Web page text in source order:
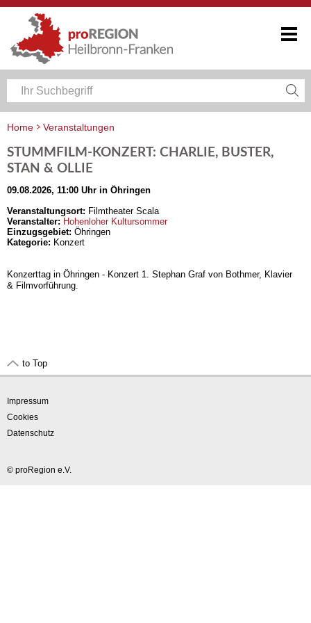
Home
Veranstaltungen
STUMMFILM-KONZERT: CHARLIE, BUSTER,
STAN & OLLIE
09.08.2026, 11:00 Uhr in Öhringen
Veranstaltungsort: Filmtheater Scala
Veranstalter: Hohenloher Kultursommer
Einzugsgebiet: Öhringen
Kategorie: Konzert
Konzerttag in Öhringen - Konzert 1. Stephan Graf von Bothmer, Klavier
& Filmvorführung.
to Top
Impressum
Cookies
Datenschutz
© proRegion e.V.